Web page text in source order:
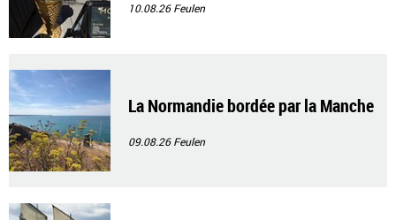
10.08.26Feulen
La Normandie bordée par la Manche
09.08.26Feulen